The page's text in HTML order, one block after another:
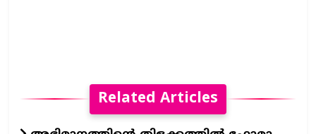
Related Articles